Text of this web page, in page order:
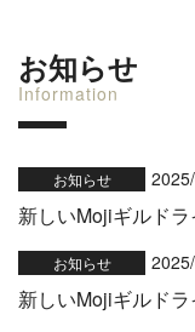
お知らせ
Information
お知らせ
新しいMojiギルド
お知らせ
新しいMojiギルド